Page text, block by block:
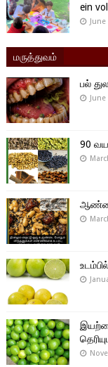
ein
மருத்துவம்
பல்
90
ஆண்மை